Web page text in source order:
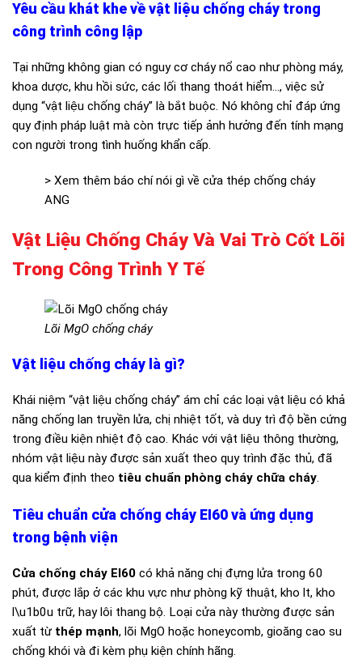
Yêu cầu khát khe về vật liệu chống cháy trong
công trình công lập
Tại những không gian có nguy cơ cháy nổ cao như phòng máy,
khoa dược, khu hồi sức, các lối thang thoát hiểm…, việc sử
dụng “vật liệu chống cháy” là bắt buộc. Nó không chỉ đáp ứng
quy định pháp luật mà còn trực tiếp ảnh hưởng đến tính mạng
con người trong tình huống khẩn cấp.
> Xem thêm báo chí nói gì về cửa thép chống cháy
ANG
Vật Liệu Chống Cháy Và Vai Trò Cốt Lõi
Trong Công Trình Y Tế
Lõi MgO chống cháy
Vật liệu chống cháy là gì?
Khái niệm “vật liệu chống cháy” ám chỉ các loại vật liệu có khả
năng chống lan truyền lửa, chị nhiệt tốt, và duy trì độ bền cứng
trong điều kiện nhiệt độ cao. Khác với vật liệu thông thường,
nhóm vật liệu này được sản xuất theo quy trình đặc thủ, đã
qua kiểm định theo tiêu chuẩn phòng cháy chữa cháy.
Tiêu chuẩn cửa chống cháy EI60 và ứng dụng
trong bệnh viện
Cửa chống cháy EI60 có khả năng chị đựng lửa trong 60
phút, được lắp ở các khu vực như phòng kỹ thuật, kho lt, kho
l\u1b0u trữ, hay lôi thang bộ. Loại cửa này thường được sản
xuất từ thép mạnh, lõi MgO hoặc honeycomb, gioăng cao su
chống khói và đi kèm phụ kiện chính hãng.